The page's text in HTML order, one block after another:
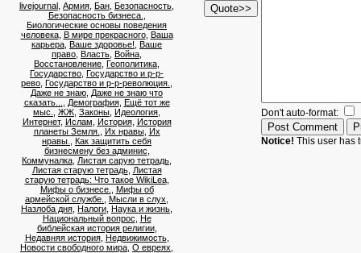
livejournal Армия Бан Безопасность
Безопасность бизнеса.
Биологические основы поведения
человека, В мире прекрасного, Ваша
карьера Ваше здоровье! Ваше
право Власть Война
Восстановление Геополитика
Государство Государство и р-р-
рево Государство и р-р-революция.
Даже не знаю Даже не знаю что
сказать...
Демография, Ещё тот же
мыс.
ЖЖ Законы Идеология
Интернет, Ислам История, История
планеты Земля.
Их нравы, Их
нравы.
Как защитить себя
бизнесмену без админис
Коммуналка Листая сарую тетрадь
Листая старую тетрадь, Листая
старую тетрадь: Что такое WikiLea,
Мифы о бизнесе.
Мифы об
армейской службе.
Мысли в слух
Назлоба дня Налоги Наука и жизнь
Национальный вопрос Не
библейская история религии,
Недавняя история, Недвижимость,
Новости свободного мира О евреях
Don't auto-format:
Notice! This user has